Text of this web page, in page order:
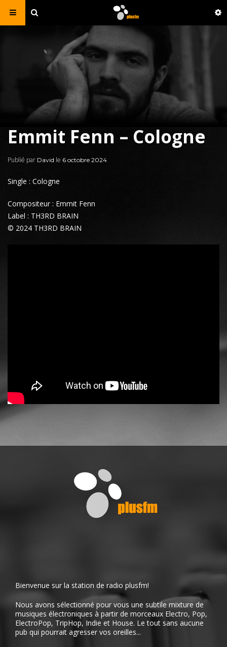
Emmit Fenn – Cologne
Publié par David le 6 octobre 2024
Single : Cologne
Compositeur : Emmit Fenn
Label : TH3RD BRAIN
© 2024 TH3RD BRAIN
Bienvenue sur la station de radio plusfm!
Nous avons sélectionné pour vous une subtile mixture de
musiques électroniques à partir de morceaux Electro, Pop,
ElectroPop, TripHop, Indie et House. Le tout sans aucune
pub qui pourrait agresser vos oreilles...